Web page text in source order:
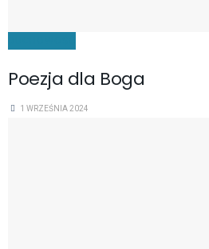
Poezja dla Boga
1 WRZEŚNIA 2024